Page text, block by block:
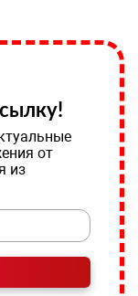
от
из